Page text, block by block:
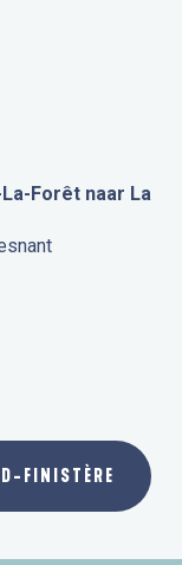
Forêt naar La
FINISTÈRE